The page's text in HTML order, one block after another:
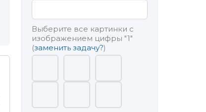
Выберите все картинки с
изображением цифры "1"
(заменить задачу?)